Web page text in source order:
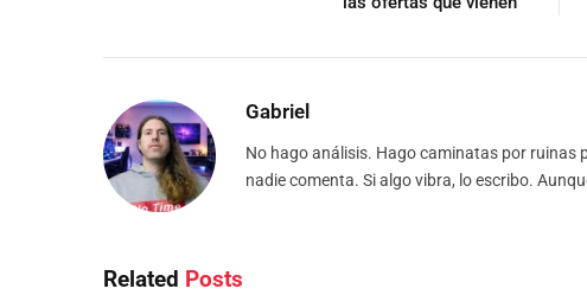
Gabriel
No hago análisis. Hago caminatas por ruinas
nadie comenta. Si algo vibra, lo escribo.
Related Posts